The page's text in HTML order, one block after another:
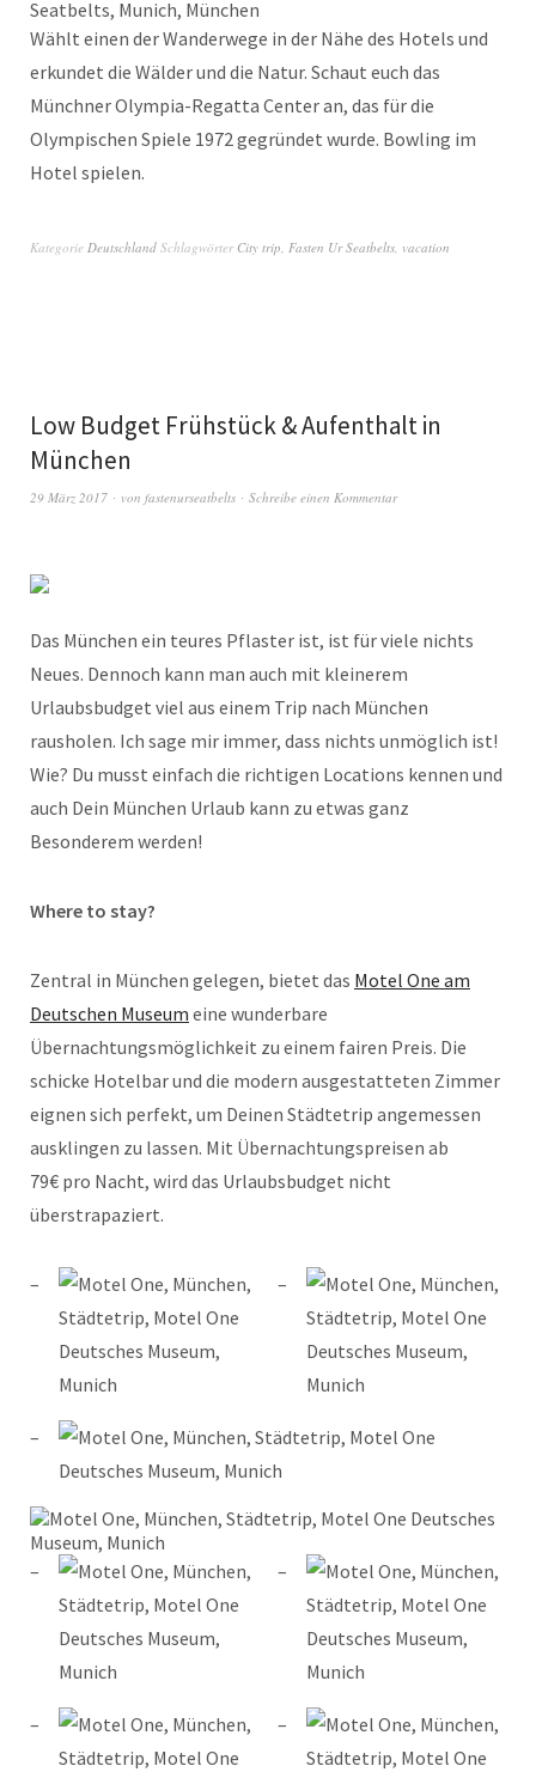
Wählt einen der Wanderwege in der Nähe des Hotels und
erkundet die Wälder und die Natur. Schaut euch das
Münchner Olympia-Regatta Center an, das für die
Olympischen Spiele 1972 gegründet wurde. Bowling im
Hotel spielen.
Kategorie Deutschland Schlagwörter City trip, Fasten Ur Seatbelts, vacation
Low Budget Frühstück & Aufenthalt in
München
29 März 2017 von fastenurseatbelts Schreibe einen Kommentar
Das München ein teures Pflaster ist, ist für viele nichts
Neues. Dennoch kann man auch mit kleinerem
Urlaubsbudget viel aus einem Trip nach München
rausholen. Ich sage mir immer, dass nichts unmöglich ist!
Wie? Du musst einfach die richtigen Locations kennen und
auch Dein München Urlaub kann zu etwas ganz
Besonderem werden!
Where to stay?
Zentral in München gelegen, bietet das Motel One am
Deutschen Museum eine wunderbare
Übernachtungsmöglichkeit zu einem fairen Preis. Die
schicke Hotelbar und die modern ausgestatteten Zimmer
eignen sich perfekt, um Deinen Städtetrip angemessen
ausklingen zu lassen. Mit Übernachtungspreisen ab
79€ pro Nacht, wird das Urlaubsbudget nicht
überstrapaziert.